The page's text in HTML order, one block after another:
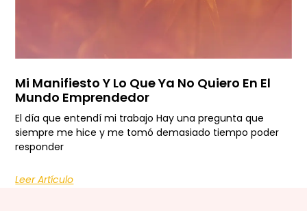
Mi Manifiesto Y Lo Que Ya No Quiero En El
Mundo Emprendedor
El día que entendí mi trabajo Hay una pregunta que
siempre me hice y me tomó demasiado tiempo poder
responder
Leer Artículo